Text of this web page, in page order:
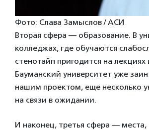
Фото: Слава Замыслов / АСИ
Вторая сфера — образование. В
колледжах, где обучаются
стенотайп пригодится на лекциях
Бауманский университет уже
нашим проектом, еще несколько
на связи в ожидании.
И наконец, третья сфера — места,